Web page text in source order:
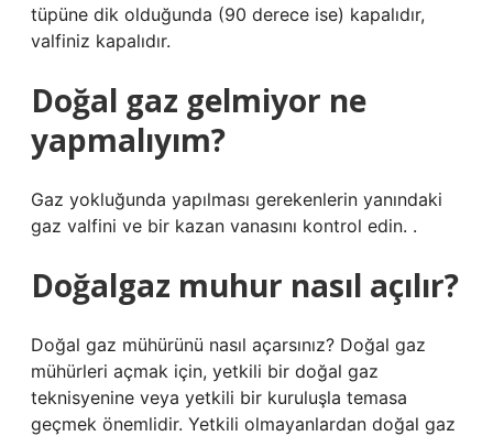
tüpüne dik olduğunda (90 derece ise) kapalıdır,
valfiniz kapalıdır.
Doğal gaz gelmiyor ne
yapmalıyım?
Gaz yokluğunda yapılması gerekenlerin yanındaki
gaz valfini ve bir kazan vanasını kontrol edin. .
Doğalgaz muhur nasıl açılır?
Doğal gaz mühürünü nasıl açarsınız? Doğal gaz
mühürleri açmak için, yetkili bir doğal gaz
teknisyenine veya yetkili bir kuruluşla temasa
geçmek önemlidir. Yetkili olmayanlardan doğal gaz